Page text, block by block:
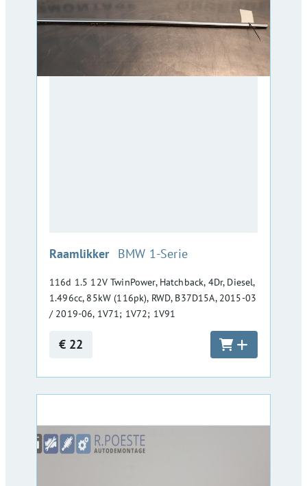
Raamlikker :BMW 1-Serie
116d 1.5 12V TwinPower, Hatchback, 4Dr, Diesel,
1.496cc, 85kW (116pk), RWD, B37D15A, 2015-03
/ 2019-06, 1V71; 1V72; 1V91
€ 22